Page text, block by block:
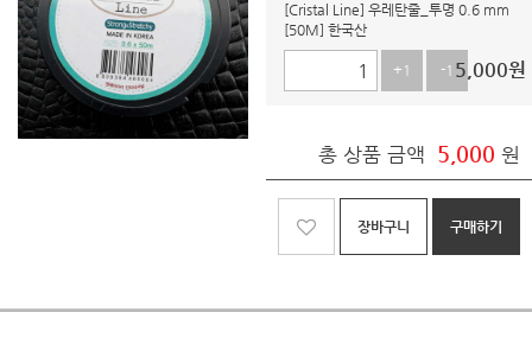
[Cristal Line] 우레탄줄_투명 0.6 mm
[50M] 한국산
+1 -1 5,000원
총 상품 금액 5,000 원
장바구니 구매하기